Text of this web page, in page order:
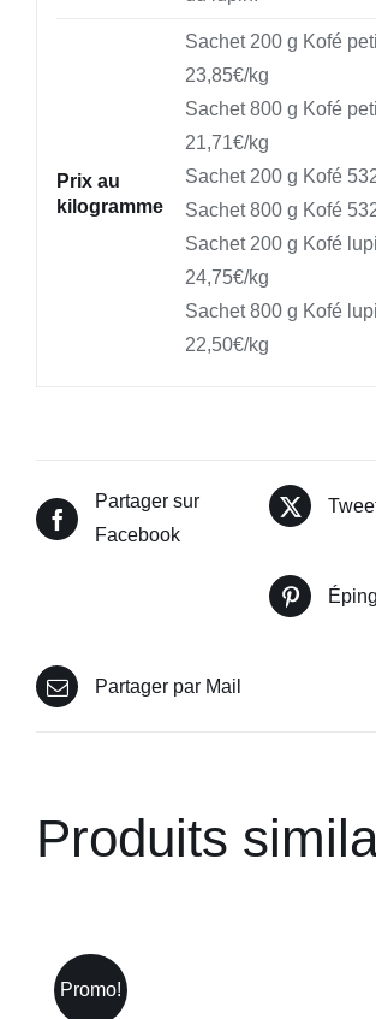
Prix au
kilogramme
Sachet 200 g Kofé
23,85€/kg
Sachet 800 g Kofé
21,71€/kg
Sachet 200 g Kofé
Sachet 800 g Kofé
Sachet 200 g Kofé
24,75€/kg
Sachet 800 g Kofé
22,50€/kg
Partager sur
Facebook
Partager par Mail
Produits
Promo!